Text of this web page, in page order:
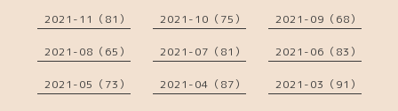
2021-11（81） 2021-10（75） 2021-09（68）
2021-08（65） 2021-07（81） 2021-06（83）
2021-05（73） 2021-04（87） 2021-03（91）